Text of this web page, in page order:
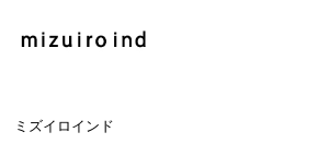
ミズイロインド